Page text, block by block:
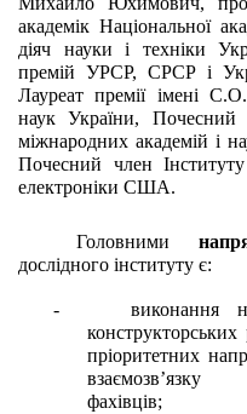
академік Національної
діяч науки і техніки
премій УРСР, СРСР і
Лауреат премії імені
наук України, Почесний
міжнародних академій і
Почесний член
електроніки США.
Головними
дослідного інституту є:
-    виконання
пріоритетних